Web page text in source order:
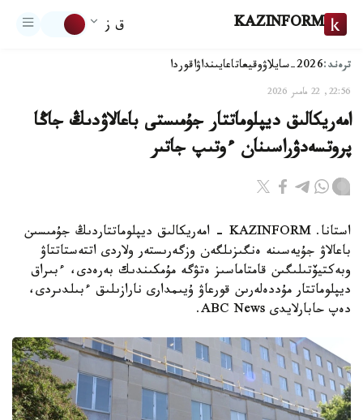
KAZINFORM ق ز
ترەند:2026-سايلاۋ وقيعاتاعايىنداۋاقوردا
22:56, 22 مامىر 2026
امەريكالىق ديپلوماتتار جۇمىستى باعالاۋدىڭ جاڭا
پروتسەدۋراسىنان ءوتىپ جاتىر
استانا. KAZINFORM - امەريكالىق ديپلوماتتاردىڭ جۇمىسىن
باعالاۋ جۇيەسىنە ەنگىزىلگەن وزگەرىستەر ولاردى اتتەستاتتاۋ
وبەكتيۆتىلىگىن قامتاماسىز ەتۋگە مۇمكىندىك بەرەدى، ءبىراق
ديپلوماتتار مۇددەلەرىن قورعاۋ ۇيىمدارى نارازىلىق ءبىلدىردى،
دەپ حابارلايدى ABC News.